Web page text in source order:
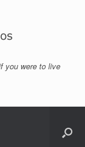
you were to live